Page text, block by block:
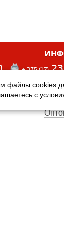
+ 375 (17)
файлы cookies
с